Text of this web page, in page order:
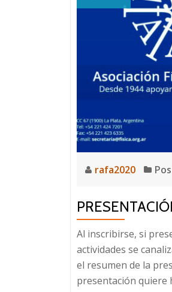
rafa2020
Al inscribirse, si
actividades se
el resumen de la
presentación quiere